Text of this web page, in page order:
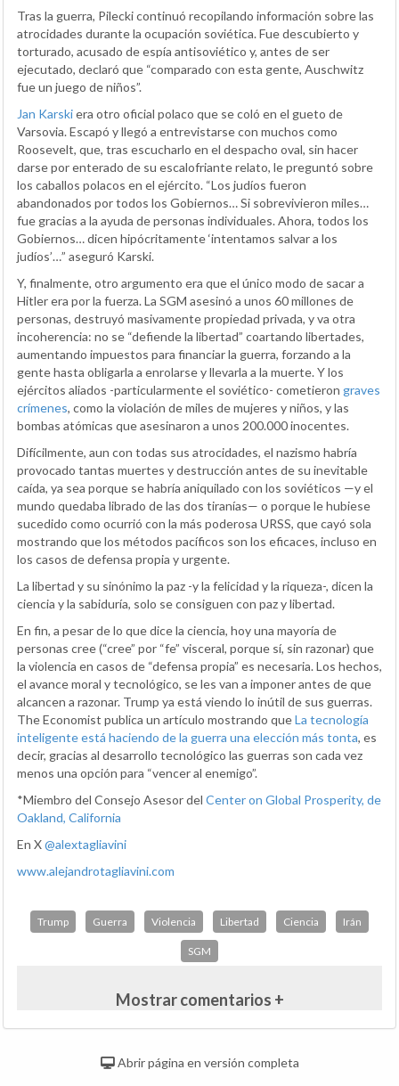
Tras la guerra, Pilecki continuó recopilando información sobre las
atrocidades durante la ocupación soviética. Fue descubierto y
torturado, acusado de espía antisoviético y, antes de ser
ejecutado, declaró que “comparado con esta gente, Auschwitz
fue un juego de niños”.
Jan Karskiera otro oficial polaco que se coló en el gueto de
Varsovia. Escapó y llegó a entrevistarse con muchos como
Roosevelt, que, tras escucharlo en el despacho oval, sin hacer
darse por enterado de su escalofriante relato, le preguntó sobre
los caballos polacos en el ejército. “Los judíos fueron
abandonados por todos los Gobiernos… Si sobrevivieron miles…
fue gracias a la ayuda de personas individuales. Ahora, todos los
Gobiernos… dicen hipócritamente ‘intentamos salvar a los
judíos’…” aseguró Karski.
Y, finalmente, otro argumento era que el único modo de sacar a
Hitler era por la fuerza. La SGM asesinó a unos 60 millones de
personas, destruyó masivamente propiedad privada, y va otra
incoherencia: no se “defiende la libertad” coartando libertades,
aumentando impuestos para financiar la guerra, forzando a la
gente hasta obligarla a enrolarse y llevarla a la muerte. Y los
ejércitos aliados -particularmente el soviético- cometieron graves
crímenes, como la violación de miles de mujeres y niños, y las
bombas atómicas que asesinaron a unos 200.000 inocentes.
Difícilmente, aun con todas sus atrocidades, el nazismo habría
provocado tantas muertes y destrucción antes de su inevitable
caída, ya sea porque se habría aniquilado con los soviéticos —y el
mundo quedaba librado de las dos tiranías— o porque le hubiese
sucedido como ocurrió con la más poderosa URSS, que cayó sola
mostrando que los métodos pacíficos son los eficaces, incluso en
los casos de defensa propia y urgente.
La libertad y su sinónimo la paz -y la felicidad y la riqueza-, dicen la
ciencia y la sabiduría, solo se consiguen con paz y libertad.
En fin, a pesar de lo que dice la ciencia, hoy una mayoría de
personas cree (“cree” por “fe” visceral, porque sí, sin razonar) que
la violencia en casos de “defensa propia” es necesaria. Los hechos,
el avance moral y tecnológico, se les van a imponer antes de que
alcancen a razonar. Trump ya está viendo lo inútil de sus guerras.
The Economist publica un artículo mostrando queLa tecnología
inteligente está haciendo de la guerra una elección más tonta, es
decir, gracias al desarrollo tecnológico las guerras son cada vez
menos una opción para “vencer al enemigo”.
*Miembro del Consejo Asesor del Center on Global Prosperity, de
Oakland, California
En X@alextagliavini
www.alejandrotagliavini.com
Trump Guerra Violencia Libertad Ciencia Irán
SGM
Mostrar comentarios +
Abrir página en versión completa